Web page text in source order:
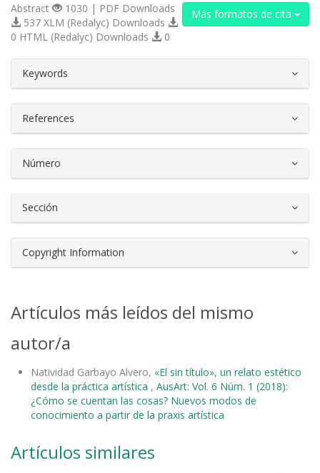
Más formatos de cita
Abstract
1030 | PDF Downloads
537 XLM (Redalyc) Downloads
0 HTML (Redalyc) Downloads
0
Keywords
References
Número
Sección
Copyright Information
Artículos más leídos del mismo
autor/a
Natividad Garbayo Alvero, «El sin título», un relato estético
desde la práctica artística , AusArt: Vol. 6 Núm. 1 (2018):
¿Cómo se cuentan las cosas? Nuevos modos de
conocimiento a partir de la praxis artística
Artículos similares